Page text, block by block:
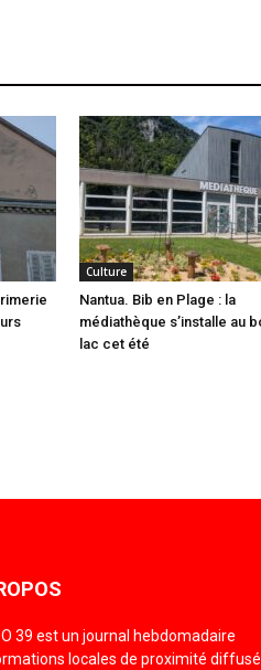
Culture
Nantua. Bib en Plage : la
médiathèque s’installe au
lac cet été